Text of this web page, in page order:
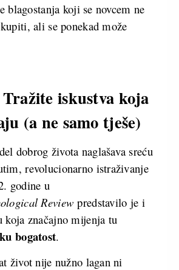
blagostanja koji se novcem ne
ali se ponekad može
iskustva koja
(a ne samo tješe)
dobrog života naglašava sreću
revolucionarno istraživanje
godine u
Review predstavilo je i
koja značajno mijenja tu
bogatost.
život nije nužno lagan ni